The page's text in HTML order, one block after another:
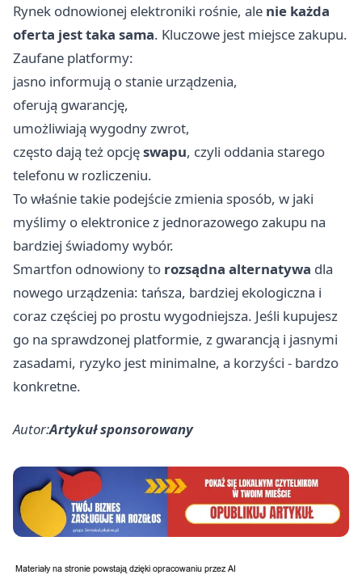
Rynek odnowionej elektroniki rośnie, ale nie każda
oferta jest taka sama. Kluczowe jest miejsce zakupu.
Zaufane platformy:
jasno informują o stanie urządzenia,
oferują gwarancję,
umożliwiają wygodny zwrot,
często dają też opcjęswapu, czyli oddania starego
telefonu w rozliczeniu.
To właśnie takie podejście zmienia sposób, w jaki
myślimy o elektronice z jednorazowego zakupu na
bardziej świadomy wybór.
Smartfon odnowiony to rozsądna alternatywa dla
nowego urządzenia: tańsza, bardziej ekologiczna i
coraz częściej po prostu wygodniejsza. Jeśli kupujesz
go na sprawdzonej platformie, z gwarancją i jasnymi
zasadami, ryzyko jest minimalne, a korzyści - bardzo
konkretne.
Autor:Artykuł sponsorowany